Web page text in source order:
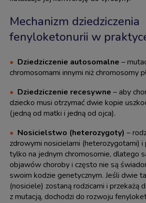
Mechanizm dziedziczenia
fenyloketonurii w
Dziedziczenie autosomalne –
chromosomami innymi niż chromosomy
Dziedziczenie recesywne – aby
dziecko musi otrzymać dwie kopie
(jedną od matki i jedną od ojca).
Nosicielstwo (heterozygoty) –
zdrowymi nosicielami (heterozygotami) i
tylko na jednym chromosomie, dlatego
objawów choroby i często nie są
swoim kodzie genetycznym. Jeśli dwie
(nosiciele) zostaną rodzicami i przekażą
z mutacją, dochodzi do rozwoju